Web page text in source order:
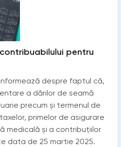
pentru
despre faptul că,
a dărilor de seamă
precum și termenul de
primelor de asigurare
medicală și a contribuțiilor
data de 25 martie 2025.